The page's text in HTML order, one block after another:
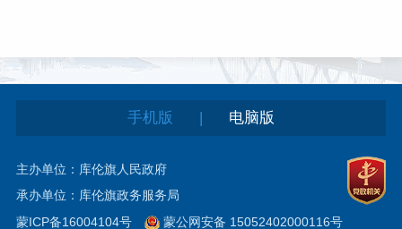
手机版 | 电脑版
主办单位：库伦旗人民政府
承办单位：库伦旗政务服务局
蒙ICP备16004104号
蒙公网安备 15052402000116号